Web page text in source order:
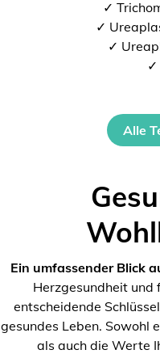
✓
✓
✓
✓
Alle
Ein umfassender Blick
Herzgesundheit und
entscheidende
gesundes Leben. Sowohl
als auch die Werte